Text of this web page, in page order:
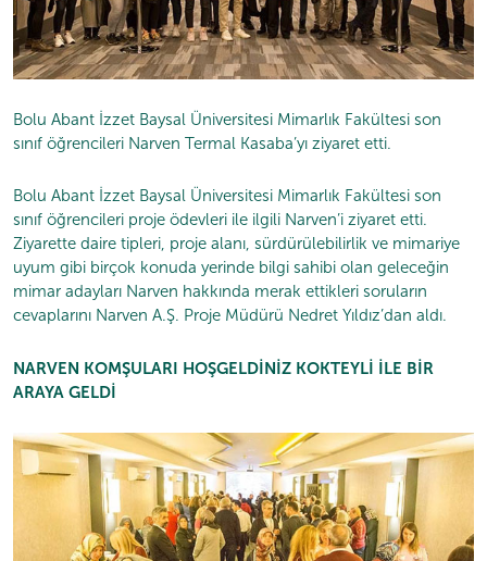
Bolu Abant İzzet Baysal Üniversitesi Mimarlık Fakültesi son
sınıf öğrencileri Narven Termal Kasaba’yı ziyaret etti.
Bolu Abant İzzet Baysal Üniversitesi Mimarlık Fakültesi son
sınıf öğrencileri proje ödevleri ile ilgili Narven’i ziyaret etti.
Ziyarette daire tipleri, proje alanı, sürdürülebilirlik ve mimariye
uyum gibi birçok konuda yerinde bilgi sahibi olan geleceğin
mimar adayları Narven hakkında merak ettikleri soruların
cevaplarını Narven A.Ş. Proje Müdürü Nedret Yıldız’dan aldı.
NARVEN KOMŞULARI HOŞGELDİNİZ KOKTEYLİ İLE BİR
ARAYA GELDİ